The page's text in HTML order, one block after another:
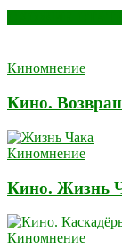
Киномнение
Кино.
Киномнение
Кино. Жизнь
Киномнение